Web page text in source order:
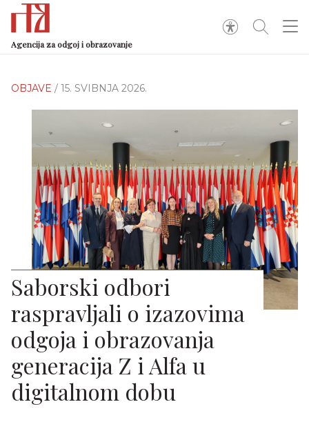
Agencija za odgoj i obrazovanje
OBJAVE / 15. SVIBNJA 2026.
Saborski odbori
raspravljali o izazovima
odgoja i obrazovanja
generacija Z i Alfa u
digitalnom dobu